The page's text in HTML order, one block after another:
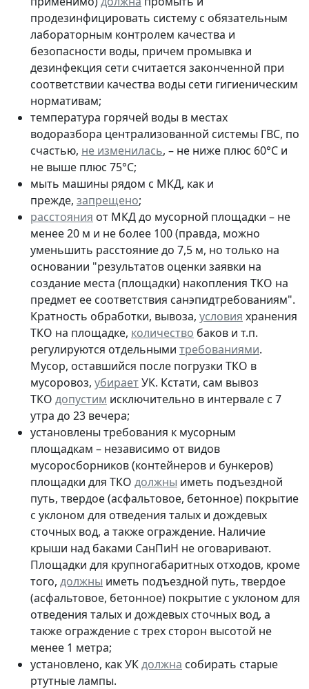
продезинфицировать систему с обязательным
лабораторным контролем качества и
безопасности воды, причем промывка и
дезинфекция сети считается законченной при
соответствии качества воды сети гигиеническим
нормативам;
температура горячей воды в местах
водоразбора централизованной системы ГВС, по
счастью, не изменилась, – не ниже плюс 60°С и
не выше плюс 75°С;
мыть машины рядом с МКД, как и
прежде, запрещено;
расстояния от МКД до мусорной площадки – не
менее 20 м и не более 100 (правда, можно
уменьшить расстояние до 7,5 м, но только на
основании "результатов оценки заявки на
создание места (площадки) накопления ТКО на
предмет ее соответствия санэпидтребованиям".
Кратность обработки, вывоза, условия хранения
ТКО на площадке, количество баков и т.п.
регулируются отдельными требованиями.
Мусор, оставшийся после погрузки ТКО в
мусоровоз, убираетУК. Кстати, сам вывоз
ТКО допустим исключительно в интервале с 7
утра до 23 вечера;
установлены требования к мусорным
площадкам – независимо от видов
мусоросборников (контейнеров и бункеров)
площадки для ТКО должны иметь подъездной
путь, твердое (асфальтовое, бетонное) покрытие
с уклоном для отведения талых и дождевых
сточных вод, а также ограждение. Наличие
крыши над баками СанПиН не оговаривают.
Площадки для крупногабаритных отходов, кроме
того, должны иметь подъездной путь, твердое
(асфальтовое, бетонное) покрытие с уклоном для
отведения талых и дождевых сточных вод, а
также ограждение с трех сторон высотой не
менее 1 метра;
установлено, как УКдолжна собирать старые
ртутные лампы.